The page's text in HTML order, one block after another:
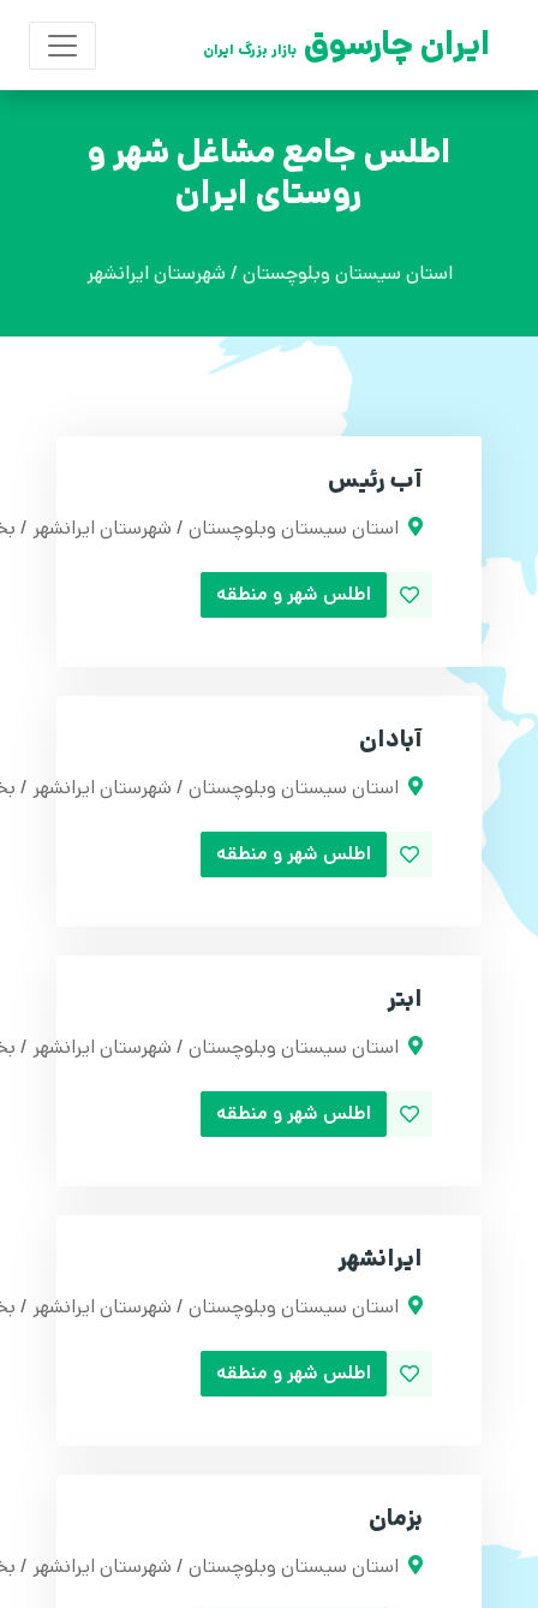
ایران چارسوق بازار بزرگ ایران
اطلس جامع مشاغل شهر و
روستای ایران
استان سیستان وبلوچستان / شهرستان ایرانشهر
آب رئیس
استان سیستان وبلوچستان / شهرستان ایرانشهر
اطلس شهر و منطقه
آبادان
استان سیستان وبلوچستان / شهرستان ایرانشهر /
اطلس شهر و منطقه
ابتر
استان سیستان وبلوچستان / شهرستان ایرانشهر /
اطلس شهر و منطقه
ایرانشهر
استان سیستان وبلوچستان / شهرستان ایرانشهر /
اطلس شهر و منطقه
بزمان
استان سیستان وبلوچستان / شهرستان ایرانشهر /